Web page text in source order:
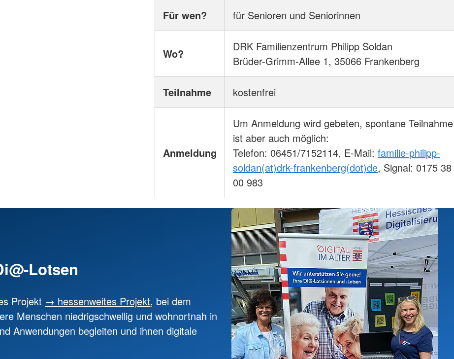
Für wen? für Senioren und Seniorinnen
Wo?
DRK Familienzentrum Philipp Soldan
Brüder-Grimm-Allee 1, 35066 Frankenberg
Teilnahme kostenfrei
Anmeldung
Um Anmeldung wird gebeten, spontane Teilnahme
ist aber auch möglich:
Telefon: 06451/7152114, E-Mail: familie-philipp-
soldan(at)drk-frankenberg(dot)de, Signal: 0175 38
00 983
Lotsen
Projekt → hessenweites Projekt, bei dem
Menschen niedrigschwellig und wohnortnah in
Anwendungen begleiten und ihnen digitale